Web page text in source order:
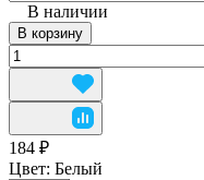
В наличии
В корзину
184 ₽
Цвет: Белый